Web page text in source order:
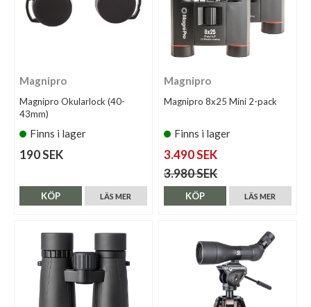
Magnipro
Magnipro Okularlock (40-
43mm)
Finns i lager
190 SEK
LÄS MER
KÖP
Magnipro
Magnipro 8x25 Mini 2-pack
Finns i lager
3.490 SEK
3.980 SEK
LÄS MER
KÖP